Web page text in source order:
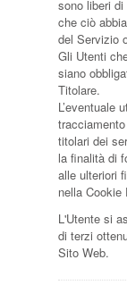
sono liberi
che ciò
del Servizio
Gli Utenti
siano
Titolare.
L’eventuale
titolari dei
la finalità di
alle ulteriori
nella Cookie
L'Utente si
di terzi
Sito Web.